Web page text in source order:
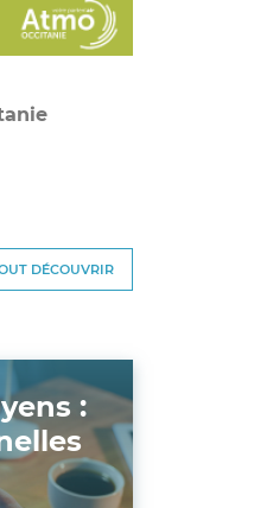
DÉCOUVRIR
: